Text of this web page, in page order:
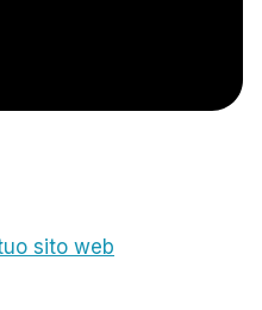
sito web